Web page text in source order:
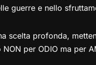
guerre e nello
scelta profonda,
per ODIO ma per